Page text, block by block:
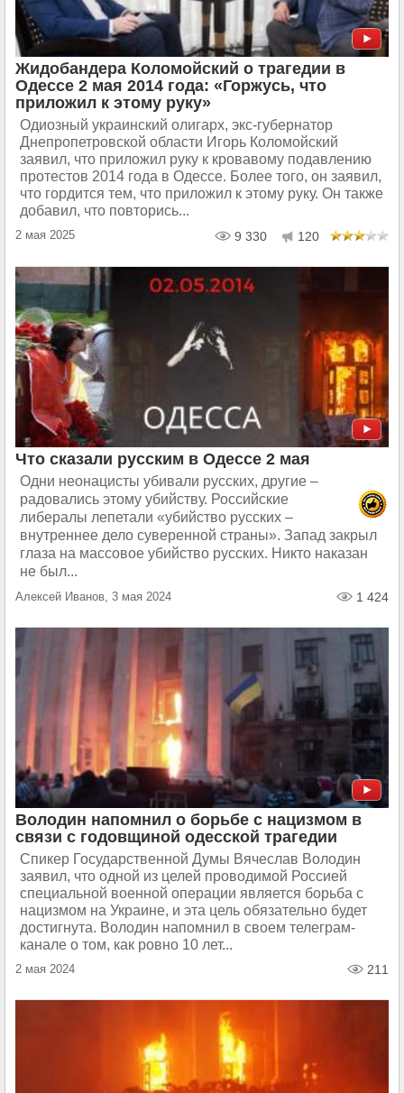
Жидобандера Коломойский о трагедии в
Одессе 2 мая 2014 года: «Горжусь, что
приложил к этому руку»
Одиозный украинский олигарх, экс-губернатор
Днепропетровской области Игорь Коломойский
заявил, что приложил руку к кровавому подавлению
протестов 2014 года в Одессе. Более того, он заявил,
что гордится тем, что приложил к этому руку. Он также
добавил, что повторись...
2 мая 2025 9 330 120
Что сказали русским в Одессе 2 мая
Одни неонацисты убивали русских, другие –
радовались этому убийству. Российские
либералы лепетали «убийство русских –
внутреннее дело суверенной страны». Запад закрыл
глаза на массовое убийство русских. Никто наказан
не был...
Алексей Иванов, 3 мая 2024 1 424
Володин напомнил о борьбе с нацизмом в
связи с годовщиной одесской трагедии
Спикер Государственной Думы Вячеслав Володин
заявил, что одной из целей проводимой Россией
специальной военной операции является борьба с
нацизмом на Украине, и эта цель обязательно будет
достигнута. Володин напомнил в своем телеграм-
канале о том, как ровно 10 лет...
2 мая 2024 211